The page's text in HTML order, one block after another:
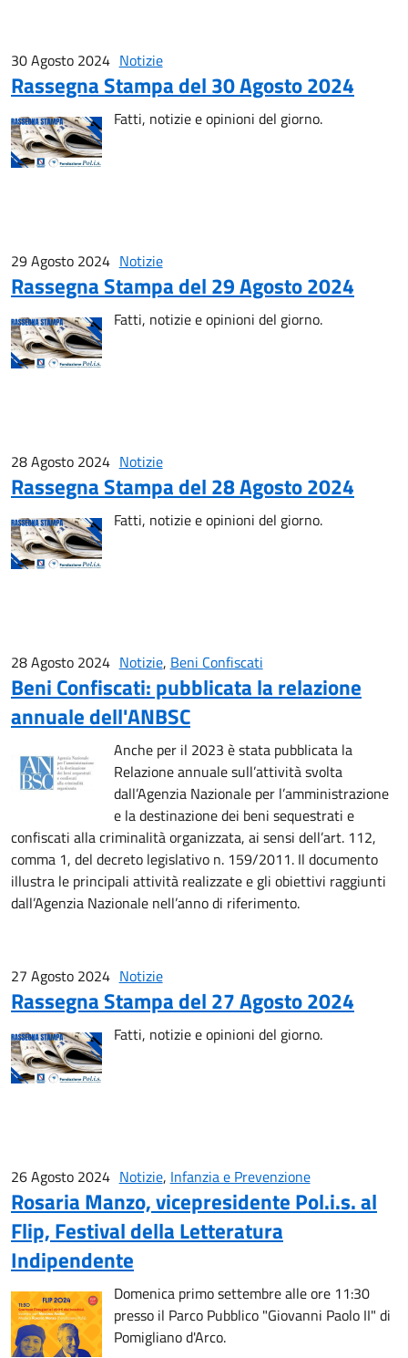
30 Agosto 2024 Notizie
Rassegna Stampa del 30 Agosto 2024
Fatti, notizie e opinioni del giorno.
29 Agosto 2024 Notizie
Rassegna Stampa del 29 Agosto 2024
Fatti, notizie e opinioni del giorno.
28 Agosto 2024 Notizie
Rassegna Stampa del 28 Agosto 2024
Fatti, notizie e opinioni del giorno.
28 Agosto 2024 Notizie, Beni Confiscati
Beni Confiscati: pubblicata la relazione
annuale dell'ANBSC
Anche per il 2023 è stata pubblicata la
Relazione annuale sull’attività svolta
dall’Agenzia Nazionale per l’amministrazione
e la destinazione dei beni sequestrati e
confiscati alla criminalità organizzata, ai sensi dell’art. 112,
comma 1, del decreto legislativo n. 159/2011. Il documento
illustra le principali attività realizzate e gli obiettivi raggiunti
dall’Agenzia Nazionale nell’anno di riferimento.
27 Agosto 2024 Notizie
Rassegna Stampa del 27 Agosto 2024
Fatti, notizie e opinioni del giorno.
26 Agosto 2024 Notizie, Infanzia e Prevenzione
Rosaria Manzo, vicepresidente Pol.i.s. al
Flip, Festival della Letteratura
Indipendente
Domenica primo settembre alle ore 11:30
presso il Parco Pubblico "Giovanni Paolo II" di
Pomigliano d'Arco.